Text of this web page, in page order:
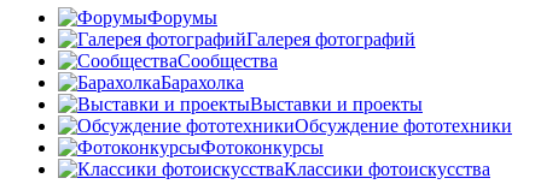
Форумы
Галерея фотографий
Сообщества
Барахолка
Выставки и проекты
Обсуждение фототехники
Фотоконкурсы
Классики фотоискусства